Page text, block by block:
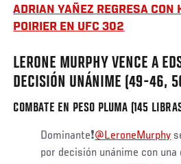
ADRIAN YAÑEZ REGRESA CON
POIRIER EN UFC 302
LERONE MURPHY VENCE A
DECISIÓN UNÁNIME (49-46,
COMBATE EN PESO PLUMA (145
Dominante❗️@LeroneMurphy
por decisión unánime con una